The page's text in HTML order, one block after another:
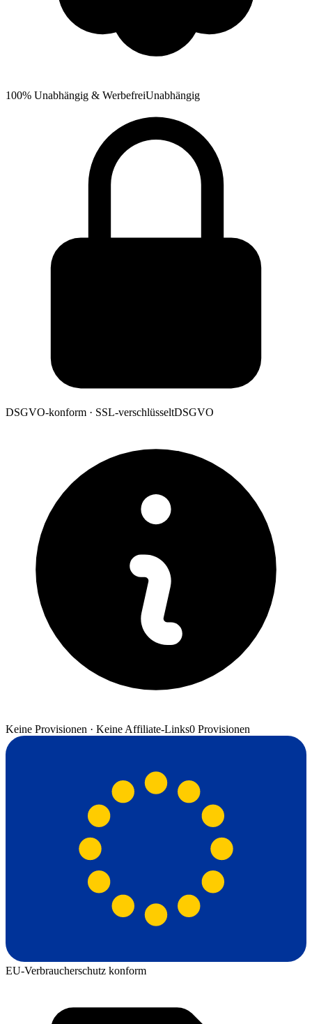
100% Unabhängig & WerbefreiUnabhängig
DSGVO-konform · SSL-verschlüsseltDSGVO
Keine Provisionen · Keine Affiliate-Links0 Provisionen
EU-Verbraucherschutz konform